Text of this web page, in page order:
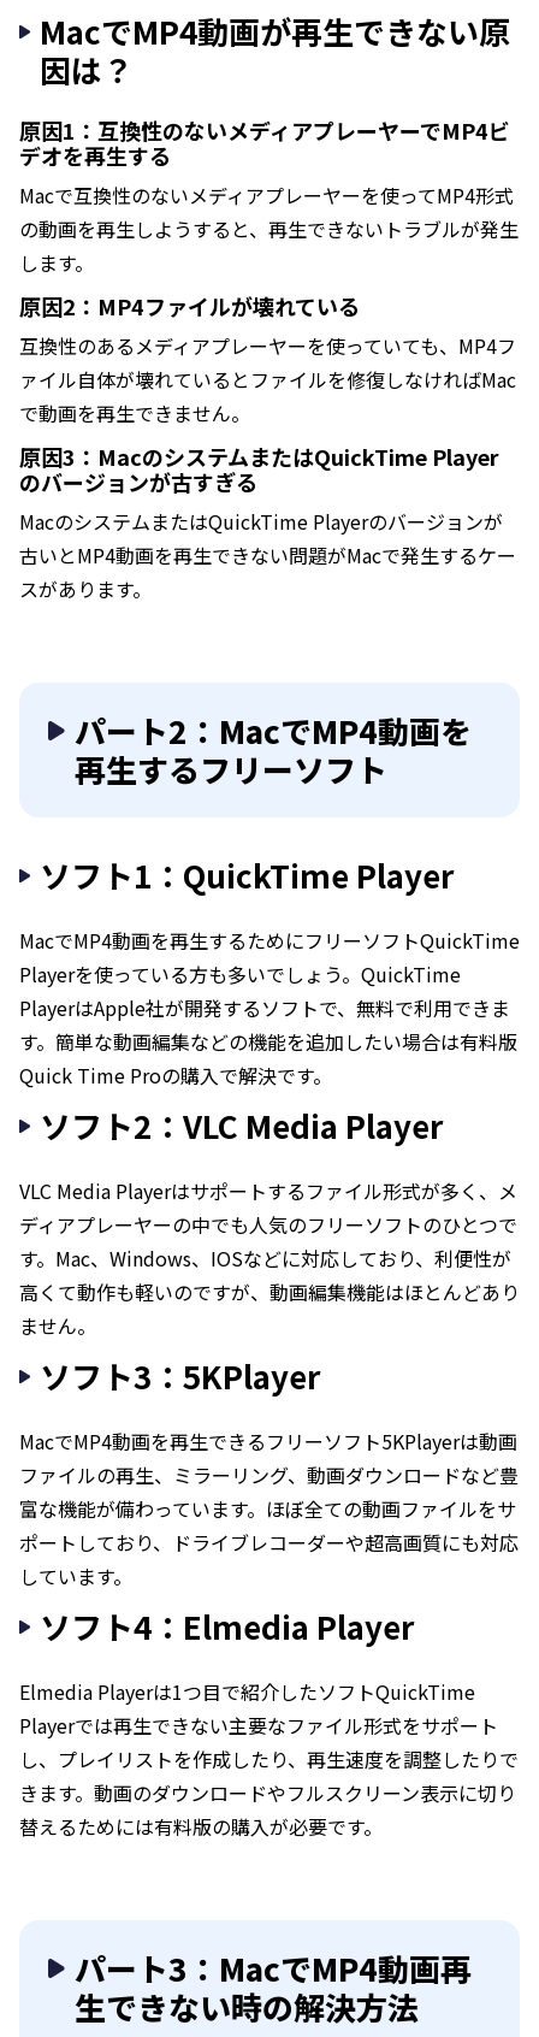
MacでMP4動画が再生できない原
因は？
原因1：互換性のないメディアプレーヤーでMP4ビ
デオを再生する
Macで互換性のないメディアプレーヤーを使ってMP4形式
の動画を再生しようすると、再生できないトラブルが発生
します。
原因2：MP4ファイルが壊れている
互換性のあるメディアプレーヤーを使っていても、MP4フ
ァイル自体が壊れているとファイルを修復しなければMac
で動画を再生できません。
原因3：MacのシステムまたはQuickTime Player
のバージョンが古すぎる
MacのシステムまたはQuickTime Playerのバージョンが
古いとMP4動画を再生できない問題がMacで発生するケー
スがあります。
パート2：MacでMP4動画を
再生するフリーソフト
ソフト1：QuickTime Player
MacでMP4動画を再生するためにフリーソフトQuickTime
Playerを使っている方も多いでしょう。QuickTime
PlayerはApple社が開発するソフトで、無料で利用できま
す。簡単な動画編集などの機能を追加したい場合は有料版
Quick Time Proの購入で解決です。
ソフト2：VLC Media Player
VLC Media Playerはサポートするファイル形式が多く、メ
ディアプレーヤーの中でも人気のフリーソフトのひとつで
す。Mac、Windows、IOSなどに対応しており、利便性が
高くて動作も軽いのですが、動画編集機能はほとんどあり
ません。
ソフト3：5KPlayer
MacでMP4動画を再生できるフリーソフト5KPlayerは動画
ファイルの再生、ミラーリング、動画ダウンロードなど豊
富な機能が備わっています。ほぼ全ての動画ファイルをサ
ポートしており、ドライブレコーダーや超高画質にも対応
しています。
ソフト4：Elmedia Player
Elmedia Playerは1つ目で紹介したソフトQuickTime
Playerでは再生できない主要なファイル形式をサポート
し、プレイリストを作成したり、再生速度を調整したりで
きます。動画のダウンロードやフルスクリーン表示に切り
替えるためには有料版の購入が必要です。
パート3：MacでMP4動画再
生できない時の解決方法